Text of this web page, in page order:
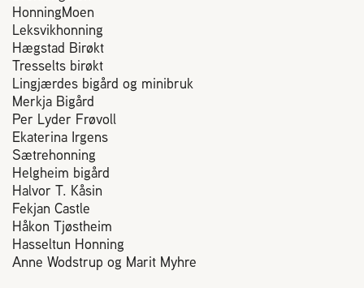
Min side (Rubic)
Dampsagveien 14
2004 Lillestrøm
TEL 63 94 20 80
post@norbi.no
HonningMoen
Leksvikhonning
Hægstad Birøkt
Tresselts birøkt
Lingjærdes bigård og minibruk
Merkja Bigård
Per Lyder Frøvoll
Ekaterina Irgens
Sætrehonning
Helgheim bigård
Halvor T. Kåsin
Fekjan Castle
Håkon Tjøstheim
Hasseltun Honning
Anne Wodstrup og Marit Myhre